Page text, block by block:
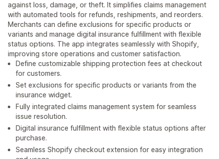
against loss, damage, or theft. It simplifies claims management
with automated tools for refunds, reshipments, and reorders.
Merchants can define exclusions for specific products or
variants and manage digital insurance fulfillment with flexible
status options. The app integrates seamlessly with Shopify,
improving store operations and customer satisfaction.
Define customizable shipping protection fees at checkout
for customers.
Set exclusions for specific products or variants from the
insurance widget.
Fully integrated claims management system for seamless
issue resolution.
Digital insurance fulfillment with flexible status options after
purchase.
Seamless Shopify checkout extension for easy integration